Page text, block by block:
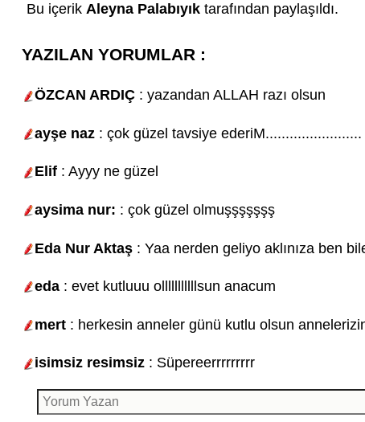
Bu içerik Aleyna Palabıyık tarafından paylaşıldı.
YAZILAN YORUMLAR :
ÖZCAN ARDIÇ: yazandan ALLAH razı olsun
ayşe naz: çok güzel tavsiye ederiM........................
Elif: Ayyy ne güzel
aysima nur: : çok güzel olmuşşşşşşş
Eda Nur Aktaş: Yaa nerden geliyo aklınıza ben
eda: evet kutluuu olllllllllllsun anacum
mert: herkesin anneler günü kutlu olsun
isimsiz resimsiz: Süpereerrrrrrrrr